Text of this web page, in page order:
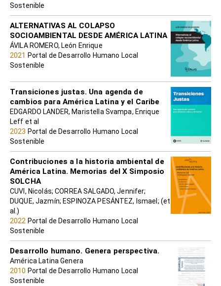
Sostenible
ALTERNATIVAS AL COLAPSO
SOCIOAMBIENTAL DESDE AMÉRICA LATINA
ÁVILA ROMERO, León Enrique
2021 Portal de Desarrollo Humano Local
Sostenible
Transiciones justas. Una agenda de
cambios para América Latina y el Caribe
EDGARDO LANDER, Maristella Svampa, Enrique
Leff et al
2023 Portal de Desarrollo Humano Local
Sostenible
Contribuciones a la historia ambiental de
América Latina. Memorias del X Simposio
SOLCHA
CUVI, Nicolás; CORREA SALGADO, Jennifer;
DUQUE, Jazmín; ESPINOZA PESÁNTEZ, Ismael; (et
al.)
2022 Portal de Desarrollo Humano Local
Sostenible
Desarrollo humano. Genera perspectiva.
América Latina Genera
2010 Portal de Desarrollo Humano Local
Sostenible